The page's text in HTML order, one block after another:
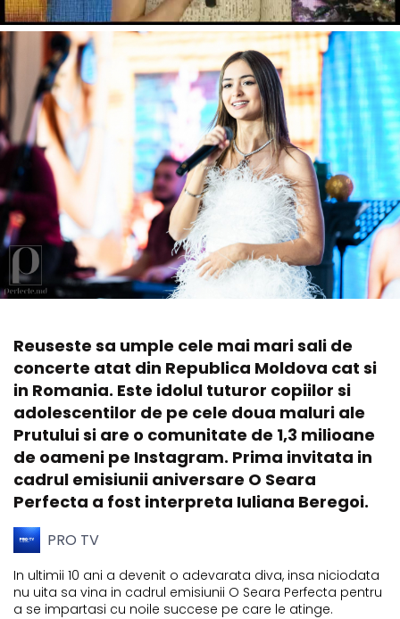
Reuseste sa umple cele mai mari sali de
concerte atat din Republica Moldova cat si
in Romania. Este idolul tuturor copiilor si
adolescentilor de pe cele doua maluri ale
Prutului si are o comunitate de 1,3 milioane
de oameni pe Instagram. Prima invitata in
cadrul emisiunii aniversare O Seara
Perfecta a fost interpreta Iuliana Beregoi.
PRO TV
In ultimii 10 ani a devenit o adevarata diva, insa niciodata
nu uita sa vina in cadrul emisiunii O Seara Perfecta pentru
a se impartasi cu noile succese pe care le atinge.